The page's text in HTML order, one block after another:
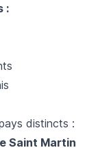
:
distincts :
Saint Martin